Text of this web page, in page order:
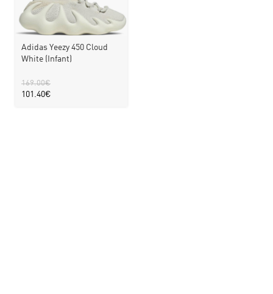
Adidas Yeezy 450 Cloud
White (Infant)
169.00€
101.40€